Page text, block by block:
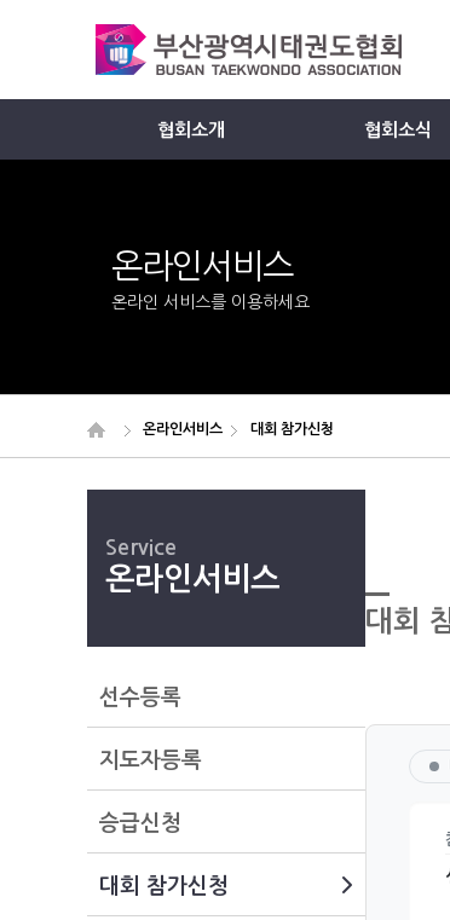
협회소개 협회소식
온라인서비스
온라인 서비스를 이용하세요
온라인서비스 대회 참가신청
Service
온라인서비스
선수등록
지도자등록
승급신청
대회 참가신청
대회